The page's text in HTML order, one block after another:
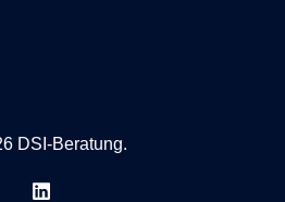
DSI-Beratung.